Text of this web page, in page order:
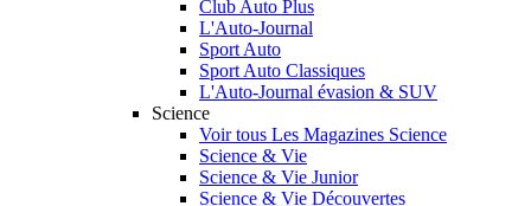
Club Auto Plus
L'Auto-Journal
Sport Auto
Sport Auto Classiques
L'Auto-Journal évasion & SUV
Science
Voir tous Les Magazines Science
Science & Vie
Science & Vie Junior
Science & Vie Découvertes